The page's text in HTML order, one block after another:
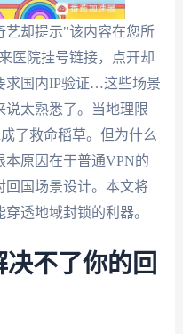
艺却提示"该内容在您所
医院挂号链接，点开却
求国内IP验证…这些场景
说太熟悉了。当地理限
成了救命稻草。但为什么
本原因在于普通VPN的
回国场景设计。本文将
透地域封锁的利器。
不了你的回